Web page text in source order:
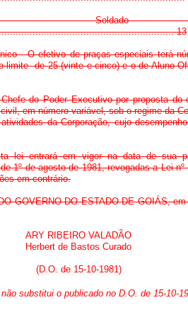
13
- O efetivo de praças especiais terá
limite de 25 (vinte e cinco) e o de Aluno-
do Poder Executivo por proposta do
em número variável, sob o regime da
da Corporação, cujo
lei entrará em vigor na data de sua
1º de agosto de 1981, revogadas a Lei
em contrário.
GOVERNO DO ESTADO DE GOIÁS,
ARY RIBEIRO VALADÃO
Herbert de Bastos Curado
(D.O. de 15-10-1981)
substitui o publicado no D.O. de 15-10-